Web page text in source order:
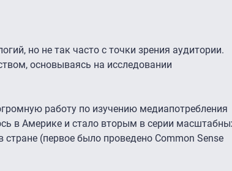
но не так часто с точки зрения аудитории.
основываясь на исследовании
работу по изучению медиапотребления
в Америке и стало вторым в серии
(первое было проведено Common Sense